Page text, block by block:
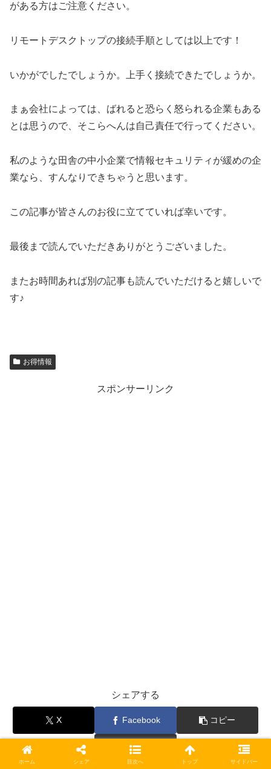
がある方はご注意ください。
リモートデスクトップの接続手順としては以上です！
いかがでしたでしょうか。上手く接続できたでしょうか。
まぁ会社によっては、ばれると恐らく怒られる企業もある
とは思うので、そこらへんは自己責任で行ってください。
私のような田舎の中小企業で情報セキュリティが緩めの企
業なら、すんなりできちゃうと思います。
この記事が皆さんのお役に立てていれば幸いです。
最後まで読んでいただきありがとうございました。
またお時間あれば別の記事も読んでいただけると嬉しいで
す♪
お得情報
スポンサーリンク
シェアする
X Facebook コピー
コメント
ホーム シェア 目次へ トップ サイドバー